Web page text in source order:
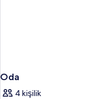
Oda
4 kişilik